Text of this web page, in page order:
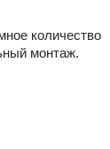
количество
монтаж.